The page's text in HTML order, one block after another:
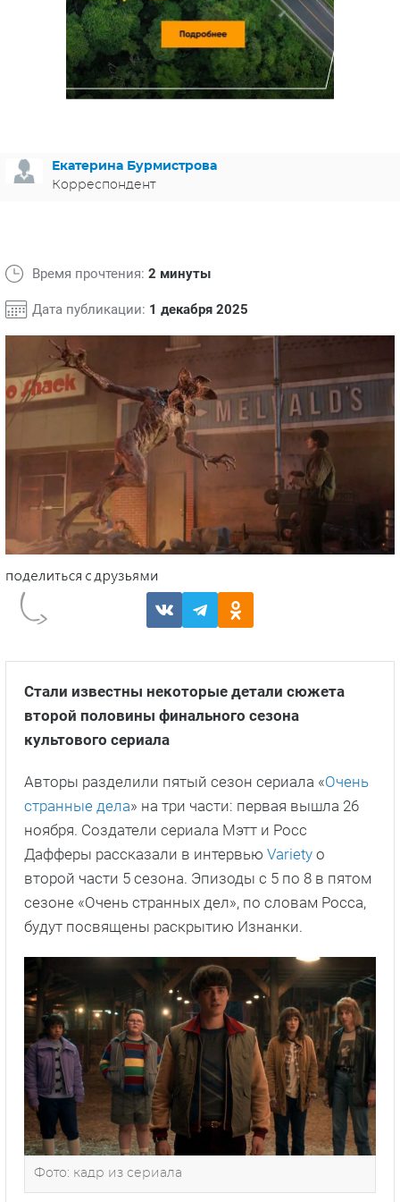
МЕЛОДРАМЫ
ИСПАНИЯ
ГЕРМАНИЯ
СВЕТСКИЕ НОВОСТИ
СПОЙЛЕРЫ ИЗ СЕРИАЛОВ
Екатерина Бурмистрова
Корреспондент
Время прочтения: 2 минуты
Дата публикации: 1 декабря 2025
Стали известны некоторые детали сюжета
второй половины финального сезона
культового сериала
Авторы разделили пятый сезон сериала «Очень
странные дела» на три части: первая вышла 26
ноября. Создатели сериала Мэтт и Росс
Дафферы рассказали в интервью Variety о
второй части 5 сезона. Эпизоды с 5 по 8 в пятом
сезоне «Очень странных дел», по словам Росса,
будут посвящены раскрытию Изнанки.
Фото: кадр из сериала